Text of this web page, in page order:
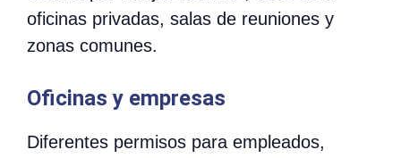
oficinas privadas, salas de reuniones y
zonas comunes.
Oficinas y empresas
Diferentes permisos para empleados,